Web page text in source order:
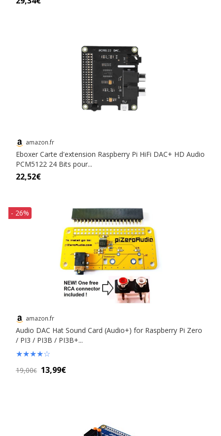
amazon.fr
Eboxer Carte d'extension Raspberry Pi HiFi DAC+ HD Audio
PCM5122 24 Bits pour...
22,52€
- 26%
amazon.fr
Audio DAC Hat Sound Card (Audio+) for Raspberry Pi Zero
/ PI3 / PI3B / PI3B+...
★★★★☆
19,00€ 13,99€